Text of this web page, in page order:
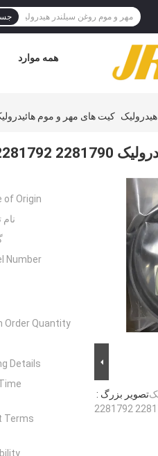
همه موارد
کیت های مهر و موم هائیدرولیک 2281790
2281792
تصویر بزرگ :
2281790
of Origin:
Number:
Order Quantity:
Details:
Terms: